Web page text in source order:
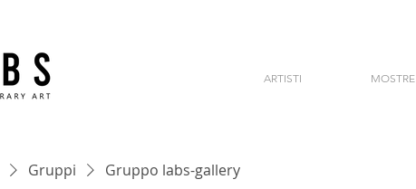
ARTISTI MOSTRE
Gruppi Gruppo labs-gallery